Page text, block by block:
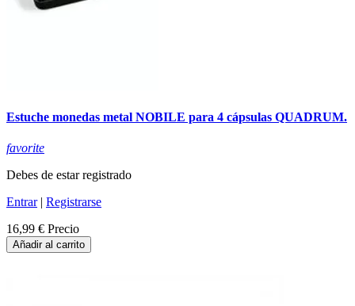
Estuche monedas metal NOBILE para 4 cápsulas QUADRUM.
favorite
Debes de estar registrado
Entrar| Registrarse
16,99 € Precio
Añadir al carrito